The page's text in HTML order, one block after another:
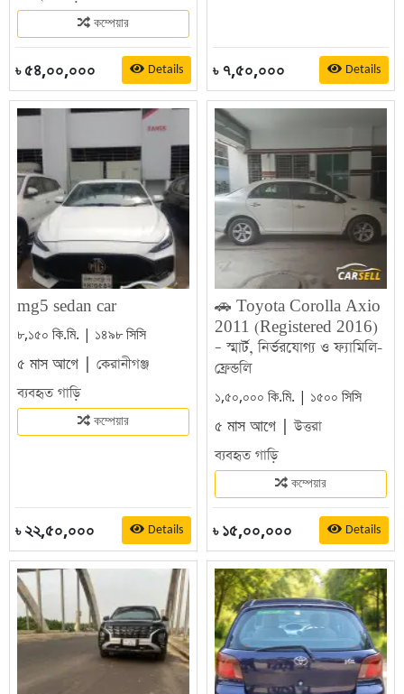
কম্পেয়ার
৳ ৫৪,০০,০০০ Details ৳ ৭,৫০,০০০ Details
mg5 sedan car
৮,১৫০ কি.মি. | ১৪৯৮ সিসি
৫ মাস আগে | কেরানীগঞ্জ
ব্যবহৃত গাড়ি
কম্পেয়ার
৳ ২২,৫০,০০০ Details
🚗 Toyota Corolla Axio
2011 (Registered 2016)
– স্মার্ট, নির্ভরযোগ্য ও ফ্যামিলি-
ফ্রেন্ডলি
১,৫০,০০০ কি.মি. | ১৫০০ সিসি
৫ মাস আগে |উত্তরা
ব্যবহৃত গাড়ি
কম্পেয়ার
৳ ১৫,০০,০০০ Details